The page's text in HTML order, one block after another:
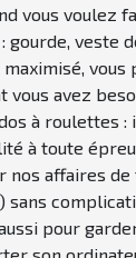
vous voulez
gourde, veste
vous avez
à roulettes :
à toute
nos affaires
sans
pour